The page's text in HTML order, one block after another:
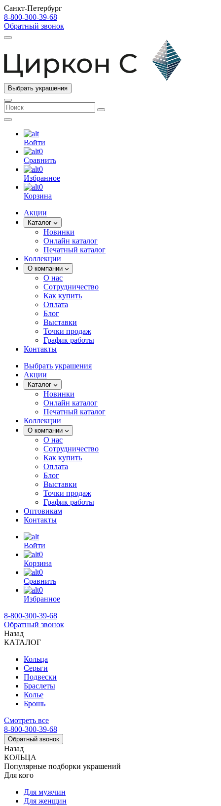
Санкт-Петербург
8-800-300-39-68
Обратный звонок
Выбрать украшения
Войти
0
Сравнить
0
Избранное
0
Корзина
Акции
Каталог
Новинки
Онлайн каталог
Печатный каталог
Коллекции
О компании
О нас
Сотрудничество
Как купить
Оплата
Блог
Выставки
Точки продаж
График работы
Контакты
Выбрать украшения
Акции
Каталог
Новинки
Онлайн каталог
Печатный каталог
Коллекции
О компании
О нас
Сотрудничество
Как купить
Оплата
Блог
Выставки
Точки продаж
График работы
Оптовикам
Контакты
Войти
0
Корзина
0
Сравнить
0
Избранное
8-800-300-39-68
Обратный звонок
Назад
КАТАЛОГ
Кольца
Серьги
Подвески
Браслеты
Колье
Брошь
Смотреть все
8-800-300-39-68
Обратный звонок
Назад
КОЛЬЦА
Популярные подборки украшений
Для кого
Для мужчин
Для женщин